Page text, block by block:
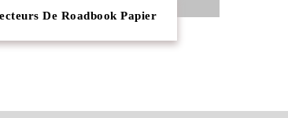
De Roadbook Papier